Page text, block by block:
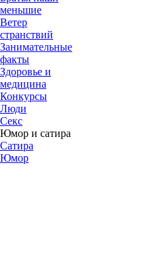
меньшие
Ветер
странствий
Занимательные
факты
Здоровье и
медицина
Конкурсы
Люди
Секс
Юмор и сатира
Сатира
Юмор